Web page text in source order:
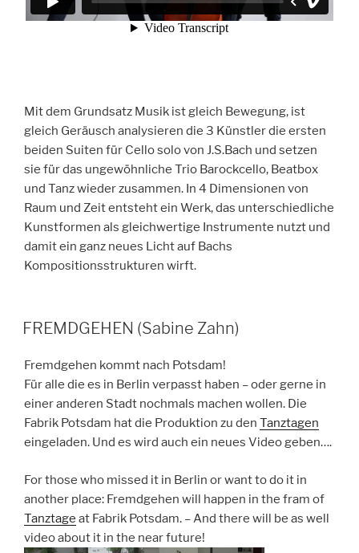
Mit dem Grundsatz Musik ist gleich Bewegung, ist
gleich Geräusch analysieren die 3 Künstler die ersten
beiden Suiten für Cello solo von J.S.Bach und setzen
sie für das ungewöhnliche Trio Barockcello, Beatbox
und Tanz wieder zusammen. In 4 Dimensionen von
Raum und Zeit entsteht ein Werk, das unterschiedliche
Kunstformen als gleichwertige Instrumente nutzt und
damit ein ganz neues Licht auf Bachs
Kompositionsstrukturen wirft.
FREMDGEHEN (Sabine Zahn)
Fremdgehen kommt nach Potsdam!
Für alle die es in Berlin verpasst haben – oder gerne in
einer anderen Stadt nochmals machen wollen. Die
Fabrik Potsdam hat die Produktion zu den Tanztagen
eingeladen. Und es wird auch ein neues Video geben….
For those who missed it in Berlin or want to do it in
another place: Fremdgehen will happen in the fram of
Tanztage at Fabrik Potsdam. – And there will be as well
video about it in the near future!